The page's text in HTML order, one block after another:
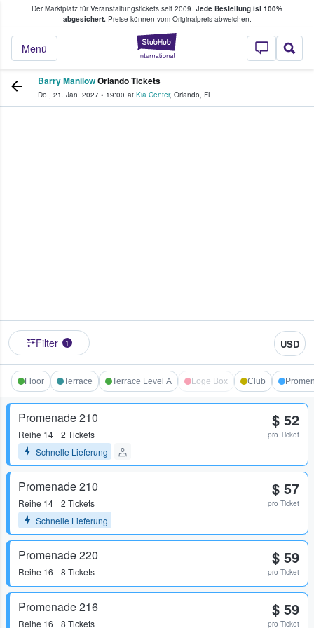
Der Marktplatz für Veranstaltungstickets seit 2009. Jede Bestellung ist 100%
abgesichert.Preise können vom Originalpreis abweichen.
StubHub - Wo
Menü
Tickets kaufen & verkaufen
Barry ManilowOrlando Tickets
Do., 21. Jän. 2027 • 19:00 at Kia Center, Orlando, FL
Filter 1 USD
Floor Terrace Terrace Level A Loge Box Club
Promenade 210
Reihe 14
2 Tickets
Schnelle Lieferung
$ 52
pro Ticket
Promenade 210
Reihe 14
2 Tickets
Schnelle Lieferung
$ 57
pro Ticket
Promenade 220
Reihe 16 8 Tickets
$ 59
pro Ticket
Promenade 216
Reihe 16 8 Tickets
$ 59
pro Ticket